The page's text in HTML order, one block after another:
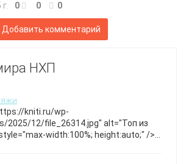
0 0 0
Добавить комментарий
НХП
kniti.ru/wp-
2025/12/file_26314.jpg" alt="Топ из
width:100%; height:auto;" />